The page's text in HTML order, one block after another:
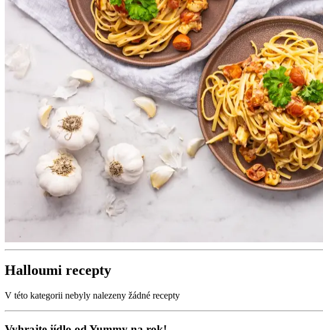
Halloumi recepty
V této kategorii nebyly nalezeny žádné recepty